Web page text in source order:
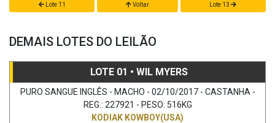
Lote 11 Voltar Lote 13
DEMAIS LOTES DO LEILÃO
LOTE 01 • WIL MYERS
PURO SANGUE INGLÊS - MACHO - 02/10/2017 - CASTANHA -
REG.: 227921 - PESO: 516KG
KODIAK KOWBOY(USA)